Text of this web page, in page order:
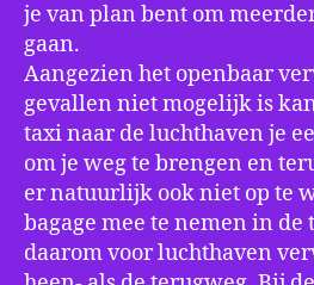
je van plan bent om
gaan.
Aangezien het openbaar
gevallen niet mogelijk is
taxi naar de luchthaven je
om je weg te brengen en
er natuurlijk ook niet op te
bagage mee te nemen in de
daarom voor luchthaven